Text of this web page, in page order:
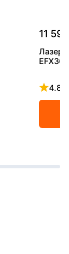
11
4.8